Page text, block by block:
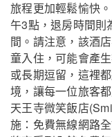
旅程更加輕鬆愉快
午3點，退房時間則
間。請注意，該酒
童入住，可能會產
或長期逗留，這裡
境，讓每一位旅客
天王寺微笑飯店
施：免費無線網路